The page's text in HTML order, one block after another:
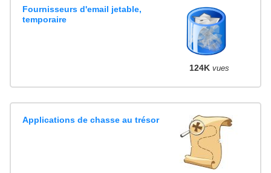
Fournisseurs d'email jetable,
temporaire
124K vues
Applications de chasse au trésor